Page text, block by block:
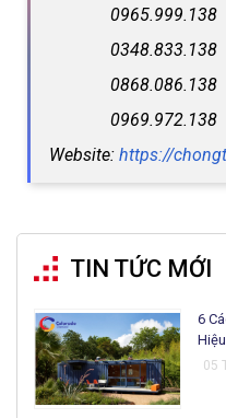
0965.999.138
0348.833.138
0868.086.138
0969.972.138
Website: https://
TIN TỨC MỚI
6
05